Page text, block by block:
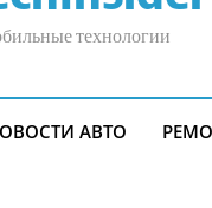
технологии
АВТО